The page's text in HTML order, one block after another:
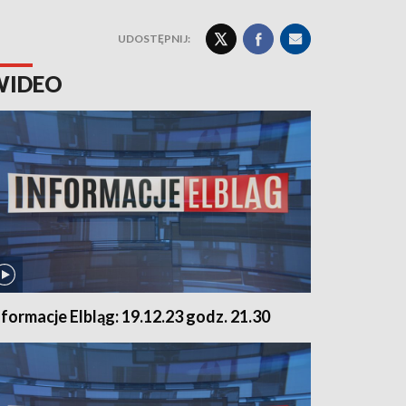
UDOSTĘPNIJ:
Elbląg: 19.12.23 godz. 21.30